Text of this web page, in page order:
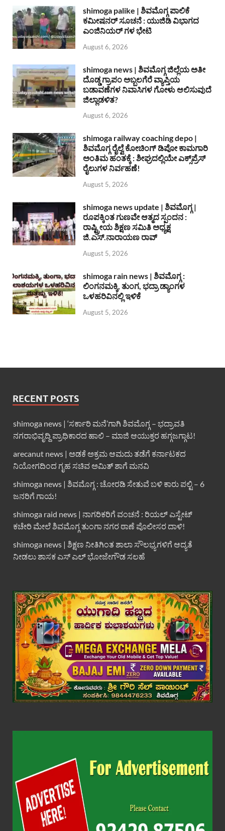
shimoga palike | ಶಿವಮೊಗ್ಗ ಪಾಲಿಕೆ
ಕಮೀಷನರ್ ಸೂಚನೆ : ಯುಜಿಡಿ ವಿಭಾಗದ
ಎಂಜಿನಿಯರ್ ಗಳ ಭೇಟಿ
August 6, 2026
shimoga news | ಶಿವಮೊಗ್ಗ ಜಿಲ್ಲೆಯ ಅತೀ
ದೊಡ್ಡ ಗ್ರಾಪಂ ಅಬ್ಬಲಗೆರೆ ವ್ಯಾಪ್ತಿಯ
ಬಡಾವಣೆಗಳ ನಿವಾಸಿಗಳ ಗೋಳು ಆಲಿಸುವುದೆ
ಜಿಲ್ಲಾಡಳಿತ?
August 6, 2026
shimoga railway coaching depo |
ಶಿವಮೊಗ್ಗ ರೈಲ್ವೆ ಕೋಚಿಂಗ್ ಡಿಪೋ ಕಾಮಗಾರಿ
ಅಂತಿಮ ಹಂತಕ್ಕೆ : ಶೀಘ್ರದಲ್ಲಿಯೇ ಎಕ್ಸ್‌ಪ್ರೆಸ್
ರೈಲುಗಳ ನಿರ್ವಹಣೆ!
August 5, 2026
shimoga news update | ಶಿವಮೊಗ್ಗ |
ರೂಪಕ್ಕಿಂತ ಗುಣವೇ ಆತ್ಮದ ಸ್ಪಂದನ :
ರಾಷ್ಟ್ರೀಯ ಶಿಕ್ಷಣ ಸಮಿತಿ ಅಧ್ಯಕ್ಷ
ಜಿ.ಎಸ್.ನಾರಾಯಣ ರಾವ್
August 5, 2026
shimoga rain news | ಶಿವಮೊಗ್ಗ :
ಲಿಂಗನಮಕ್ಕಿ, ತುಂಗ, ಭದ್ರಾ ಡ್ಯಾಂಗಳ
ಒಳಹರಿವಿನಲ್ಲಿ ಇಳಿಕೆ
August 5, 2026
RECENT POSTS
shimoga news | ‘ಸರ್ಕಾರಿ ಮನೆ’ಗಾಗಿ ಶಿವಮೊಗ್ಗ – ಭದ್ರಾವತಿ
ನಗರಾಭಿವೃದ್ದಿ ಪ್ರಾಧಿಕಾರದ ಹಾಲಿ – ಮಾಜಿ ಆಯುಕ್ತರ ಹಗ್ಗಜಗ್ಗಾಟ!
arecanut news | ಅಡಕೆ ಅಕ್ರಮ ಆಮದು ತಡೆಗೆ ಕರ್ನಾಟಕದ
ನಿಯೋಗದಿಂದ ಗೃಹ ಸಚಿವ ಅಮಿತ್ ಶಾಗೆ ಮನವಿ
shimoga news | ಶಿವಮೊಗ್ಗ : ಚೋರಡಿ ಸೇತುವೆ ಬಳಿ ಕಾರು ಪಲ್ಟಿ – 6
ಜನರಿಗೆ ಗಾಯ!
shimoga raid news | ನಾಗರಿಕರಿಗೆ ವಂಚನೆ : ರಿಯಲ್ ಎಸ್ಟೇಟ್
ಕಚೇರಿ ಮೇಲೆ ಶಿವಮೊಗ್ಗ ತುಂಗಾ ನಗರ ಠಾಣೆ ಪೊಲೀಸರ ದಾಳಿ!
shimoga news | ಶಿಕ್ಷಣ ನೀತಿಗಿಂತ ಶಾಲಾ ಸೌಲಭ್ಯಗಳಿಗೆ ಆದ್ಯತೆ
ನೀಡಲು ಶಾಸಕ ಎಸ್ ಎಲ್ ಭೋಜೇಗೌಡ ಸಲಹೆ